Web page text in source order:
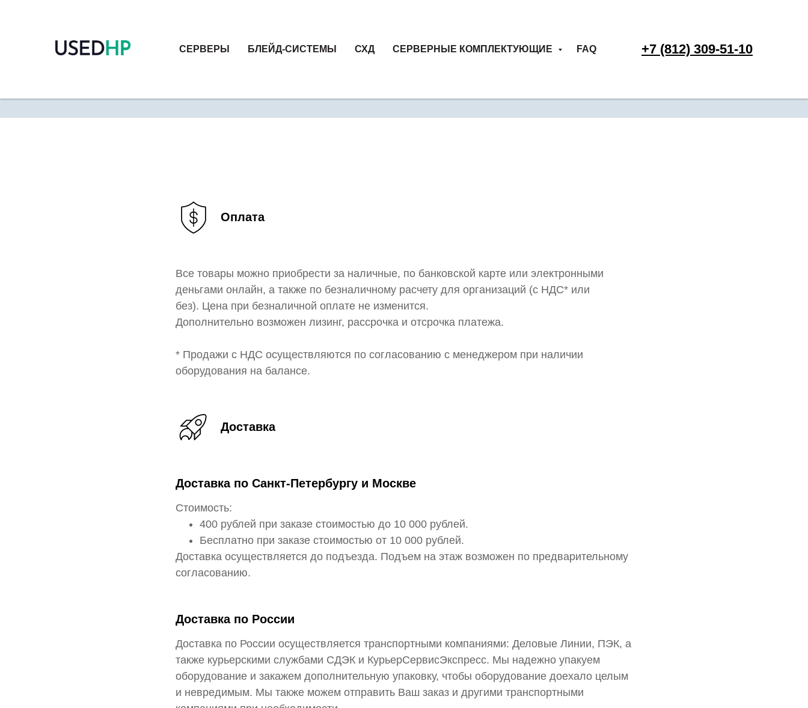
СЕРВЕРЫ БЛЕЙД-СИСТЕМЫ СХД СЕРВЕРНЫЕ КОМПЛЕКТУЮЩИЕ FAQ +7 (812) 309-51-10
Оплата
Все товары можно приобрести за наличные, по банковской карте или электронными
деньгами онлайн, а также по безналичному расчету для организаций (с НДС* или
без). Цена при безналичной оплате не изменится.
Дополнительно возможен лизинг, рассрочка и отсрочка платежа.
* Продажи с НДС осуществляются по согласованию с менеджером при наличии
оборудования на балансе.
Доставка
Доставка по Санкт-Петербургу и Москве
Стоимость:
400 рублей при заказе стоимостью до 10 000 рублей.
Бесплатно при заказе стоимостью от 10 000 рублей.
Доставка осуществляется до подъезда. Подъем на этаж возможен по предварительному
согласованию.
Доставка по России
Доставка по России осуществляется транспортными компаниями: Деловые Линии, ПЭК, а
также курьерскими службами СДЭК и КурьерСервисЭкспресс. Мы надежно упакуем
оборудование и закажем дополнительную упаковку, чтобы оборудование доехало целым
и невредимым. Мы также можем отправить Ваш заказ и другими транспортными